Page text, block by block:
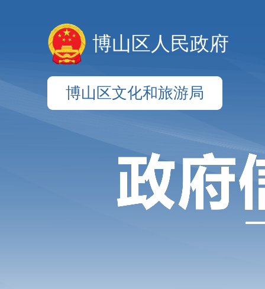
博山区人民政府
博山区文化和旅游局